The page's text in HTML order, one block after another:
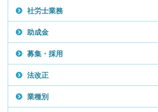
社労士業務
助成金
募集・採用
法改正
業種別